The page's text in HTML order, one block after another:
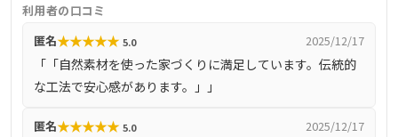
宅を提供しています。土地選びから設計、施工、アフター
ケアまでトータルサポートを行い、地域の気候や環境に適
した住まいを提案しています。
利用者の口コミ
匿名★★★★★ 5.0 2025/12/17
「「自然素材を使った家づくりに満足しています。伝統的
な工法で安心感があります。」」
匿名★★★★★ 5.0 2025/12/17